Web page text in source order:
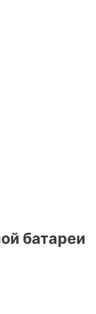
батареи